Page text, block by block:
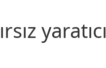
yaratıcı